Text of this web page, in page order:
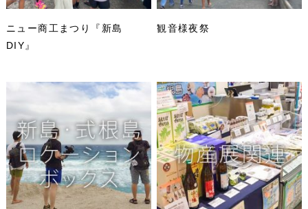
ニュー商工まつり『新島
DIY』
観音様夜祭